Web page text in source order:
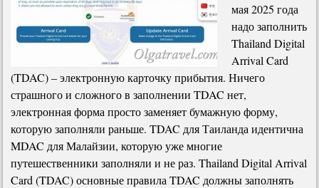
мая 2025 года
надо заполнить
Thailand Digital
Arrival Card
(TDAC) – электронную карточку прибытия. Ничего
страшного и сложного в заполнении TDAC нет,
электронная форма просто заменяет бумажную форму,
которую заполняли раньше. TDAC для Таиланда идентична
MDAC для Малайзии, которую уже многие
путешественники заполняли и не раз. Thailand Digital Arrival
Card (TDAC) основные правила TDAC должны заполнять